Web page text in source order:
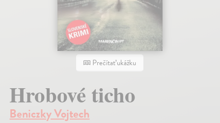
Prečítať ukážku
Hrobové ticho
Beniczky Vojtech